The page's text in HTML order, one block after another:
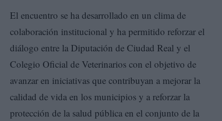
El encuentro se ha desarrollado en un clima de
colaboración institucional y ha permitido reforzar el
diálogo entre la Diputación de Ciudad Real y el
Colegio Oficial de Veterinarios con el objetivo de
avanzar en iniciativas que contribuyan a mejorar la
calidad de vida en los municipios y a reforzar la
protección de la salud pública en el conjunto de la